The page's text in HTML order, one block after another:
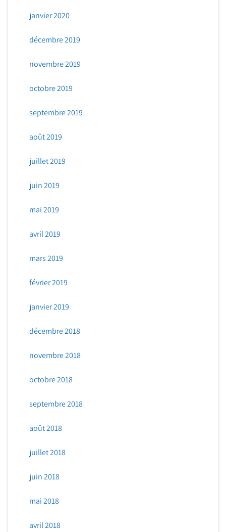
janvier 2020
décembre 2019
novembre 2019
octobre 2019
septembre 2019
août 2019
juillet 2019
juin 2019
mai 2019
avril 2019
mars 2019
février 2019
janvier 2019
décembre 2018
novembre 2018
octobre 2018
septembre 2018
août 2018
juillet 2018
juin 2018
mai 2018
avril 2018